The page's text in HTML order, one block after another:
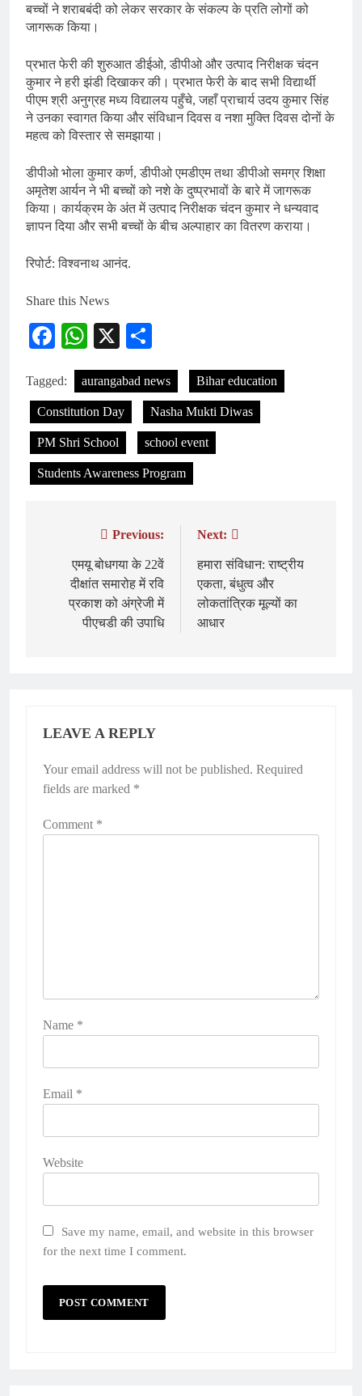
बच्चों ने शराबबंदी को लेकर सरकार के संकल्प के प्रति लोगों को
जागरूक किया।
प्रभात फेरी की शुरुआत डीईओ, डीपीओ और उत्पाद निरीक्षक चंदन
कुमार ने हरी झंडी दिखाकर की। प्रभात फेरी के बाद सभी विद्यार्थी
पीएम श्री अनुग्रह मध्य विद्यालय पहुँचे, जहाँ प्राचार्य उदय कुमार सिंह
ने उनका स्वागत किया और संविधान दिवस व नशा मुक्ति दिवस दोनों के
महत्व को विस्तार से समझाया।
डीपीओ भोला कुमार कर्ण, डीपीओ एमडीएम तथा डीपीओ समग्र शिक्षा
अमृतेश आर्यन ने भी बच्चों को नशे के दुष्प्रभावों के बारे में जागरूक
किया। कार्यक्रम के अंत में उत्पाद निरीक्षक चंदन कुमार ने धन्यवाद
ज्ञापन दिया और सभी बच्चों के बीच अल्पाहार का वितरण कराया।
रिपोर्ट: विश्वनाथ आनंद.
Share this News
Facebook
WhatsApp
X
Tagged: aurangabad news Bihar education
Constitution Day Nasha Mukti Diwas
PM Shri School school event
Students Awareness Program
navigation
Previous:
एमयू बोधगया के 22वें
दीक्षांत समारोह में रवि
प्रकाश को अंग्रेजी में
पीएचडी की उपाधि
Next:
हमारा संविधान: राष्ट्रीय
एकता, बंधुत्व और
लोकतांत्रिक मूल्यों का
आधार
LEAVE A REPLY
Your email address will not be published. Required
fields are marked *
Comment *
Name *
Email *
Website
Save my name, email, and website in this browser
for the next time I comment.